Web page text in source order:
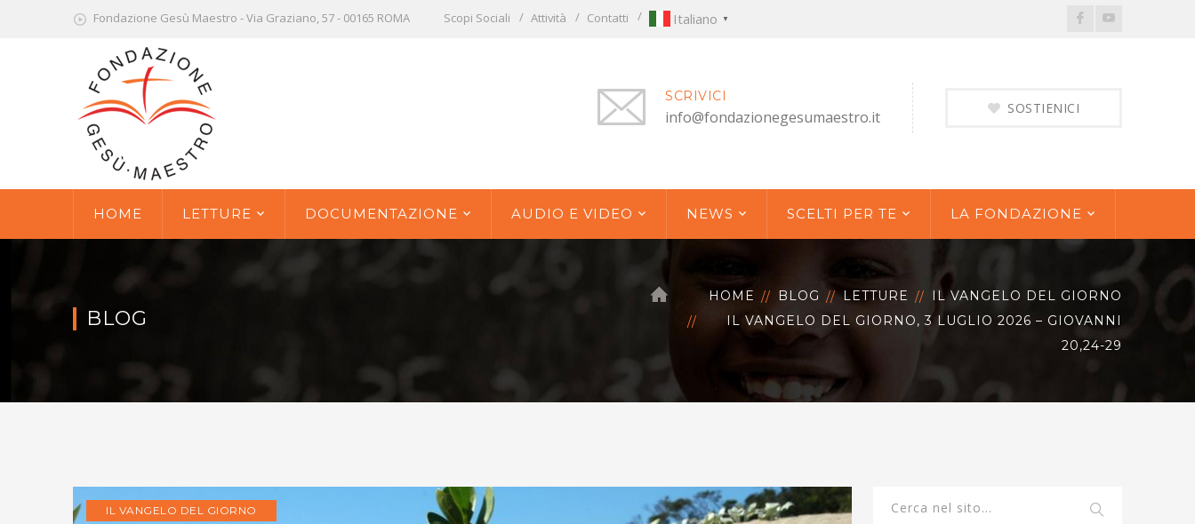
Fondazione Gesù Maestro - Via Graziano, 57 - 00165 ROMA Scopi Sociali Attività Contatti Italiano ▼
FacebookYoutube
SOSTIENICI
SCRIVICI
info@fondazionegesumaestro.it
HOME LETTURE DOCUMENTAZIONE AUDIO E VIDEO NEWS SCELTI PER TE LA FONDAZIONE
BLOG
HOME BLOG LETTURE
IL VANGELO DEL GIORNO
IL VANGELO DEL GIORNO, 3 LUGLIO 2026 – GIOVANNI
20,24-29
IL VANGELO DEL GIORNO